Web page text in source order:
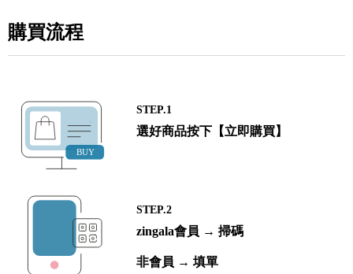
購買流程
STEP.1
選好商品按下【立即購買】
STEP.2
zingala會員 → 掃碼
非會員 → 填單